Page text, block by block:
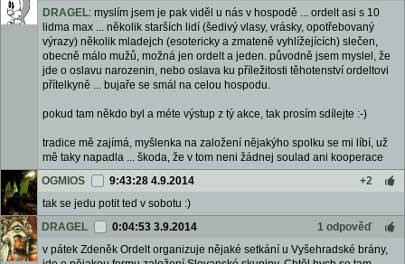
DRAGEL: myslím jsem je pak viděl u nás v hospodě ... ordelt asi s 10
lidma max ... několik starších lidí (šedivý vlasy, vrásky, opotřebovaný
výrazy) několik mladejch (esotericky a zmateně vyhlížejících) slečen,
obecně málo mužů, možná jen ordelt a jeden. původně jsem myslel, že
jde o oslavu narozenin, nebo oslava ku příležitosti těhotenství ordeltovi
přítelkyně ... bujaře se smál na celou hospodu.
pokud tam někdo byl a méte výstup z tý akce, tak prosím sdílejte :-)
tradice mě zajímá, myšlenka na založení nějakýho spolku se mi líbí, už
mě taky napadla ... škoda, že v tom neni žádnej soulad ani kooperace
OGMIOS
9:43:28 4.9.2014
+2
tak se jedu potit ted v sobotu :)
DRAGEL
0:04:53 3.9.2014
1 odpověď
v pátek Zdeněk Ordelt organizuje nějaké setkání u Vyšehradské brány,